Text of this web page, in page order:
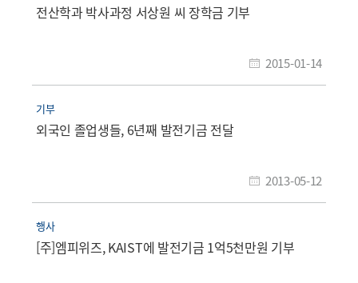
전산학과 박사과정 서상원 씨 장학금 기부
2015-01-14
기부
외국인 졸업생들, 6년째 발전기금 전달
2013-05-12
행사
[주]엠피위즈, KAIST에 발전기금 1억5천만원 기부